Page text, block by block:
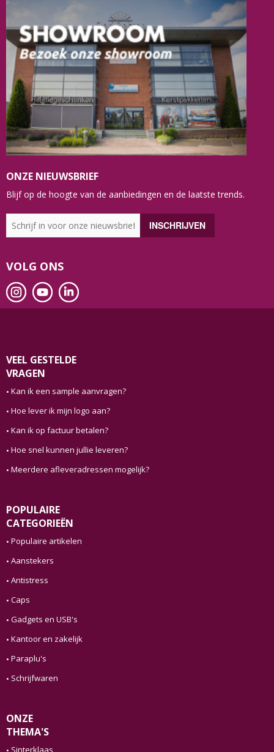
ONZE NIEUWSBRIEF
Blijf op de hoogte van de aanbiedingen en de laatste trends.
VOLG ONS
VEEL GESTELDE
VRAGEN
Kan ik een sample aanvragen?
Hoe lever ik mijn logo aan?
Kan ik op factuur betalen?
Hoe snel kunnen jullie leveren?
Meerdere afleveradressen mogelijk?
POPULAIRE
CATEGORIEËN
Populaire artikelen
Aanstekers
Antistress
Caps
Gadgets en USB's
Kantoor en zakelijk
Paraplu's
Schrijfwaren
ONZE
THEMA'S